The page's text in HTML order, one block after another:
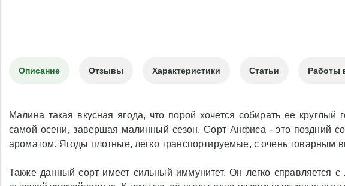
Описание Отзывы Характеристики Статьи Работы
Малина такая вкусная ягода, что порой хочется собирать ее
самой осени, завершая малинный сезон. Сорт Анфиса - это поздний
ароматом. Ягоды плотные, легко транспортируемые, с очень
Также данный сорт имеет сильный иммунитет. Он легко